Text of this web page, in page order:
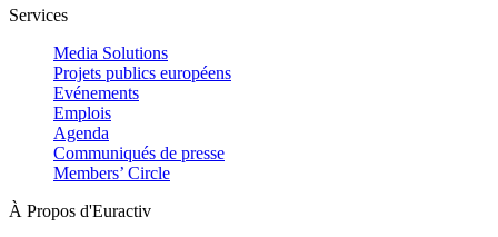
Services
Media Solutions
Projets publics européens
Evénements
Emplois
Agenda
Communiqués de presse
Members’ Circle
À Propos d'Euractiv